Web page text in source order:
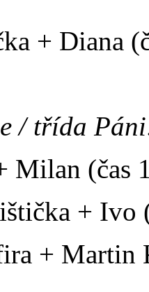
+ Diana
/ třída
Milan (čas
+ Ivo
+ Martin